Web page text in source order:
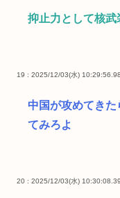
抑止力として核
19 : 2025/12/03(水) 10:29:56.98
中国が攻めてき
てみろよ
20 : 2025/12/03(水) 10:30:08.39